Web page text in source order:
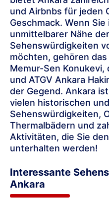
und Airbnbs für jeden
Geschmack. Wenn
unmittelbarer Nähe
Sehenswürdigkeiten
möchten, gehören
Memur-Sen Konukevi,
und ATGV Ankara
der Gegend. Ankara
vielen historischen
Sehenswürdigkeiten,
Thermalbädern und
Aktivitäten, die Sie
unterhalten werden!
Interessante
Ankara